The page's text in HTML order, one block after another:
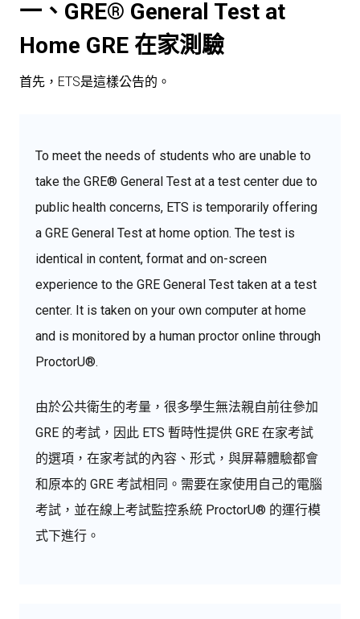
一、GRE® General Test at
Home GRE 在家測驗
首先，ETS是這樣公告的。
To meet the needs of students who are unable to
take the GRE® General Test at a test center due to
public health concerns, ETS is temporarily offering
a GRE General Test at home option. The test is
identical in content, format and on-screen
experience to the GRE General Test taken at a test
center. It is taken on your own computer at home
and is monitored by a human proctor online through
ProctorU®.
由於公共衛生的考量，很多學生無法親自前往參加
GRE 的考試，因此 ETS 暫時性提供 GRE 在家考試
的選項，在家考試的內容、形式，與屏幕體驗都會
和原本的 GRE 考試相同。需要在家使用自己的電腦
考試，並在線上考試監控系統 ProctorU® 的運行模
式下進行。